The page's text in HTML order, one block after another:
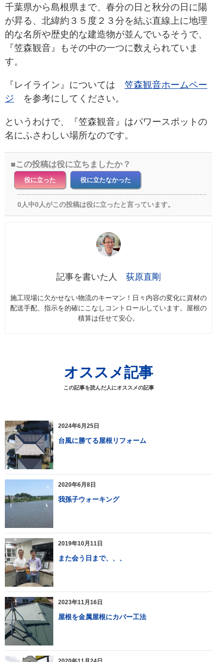
千葉県から島根県まで、春分の日と秋分の日に陽
が昇る、北緯約３５度２３分を結ぶ直線上に地理
的な名所や歴史的な建造物が並んでいるそうで、
『笠森観音』もその中の一つに数えられていま
す。
『レイライン』については 笠森観音ホームペー
ジ を参考にしてください。
というわけで、『笠森観音』はパワースポットの
名にふさわしい場所なのです。
この投稿は役に立ちましたか？
役に立った 役に立たなかった
0人中0人がこの投稿は役に立ったと言っています。
荻原直剛
施工現場に欠かせない物流のキーマン！日々内容の変化に資材の
配送手配、指示を的確にこなしコントロールしています。屋根の
積算は任せて安心。
オススメ記事
この記事を読んだ人にオススメの記事
2024年6月25日
台風に勝てる屋根リフォーム
2020年6月8日
我孫子ウォーキング
2019年10月11日
また会う日まで、、、
2023年11月16日
屋根を金属屋根にカバー工法